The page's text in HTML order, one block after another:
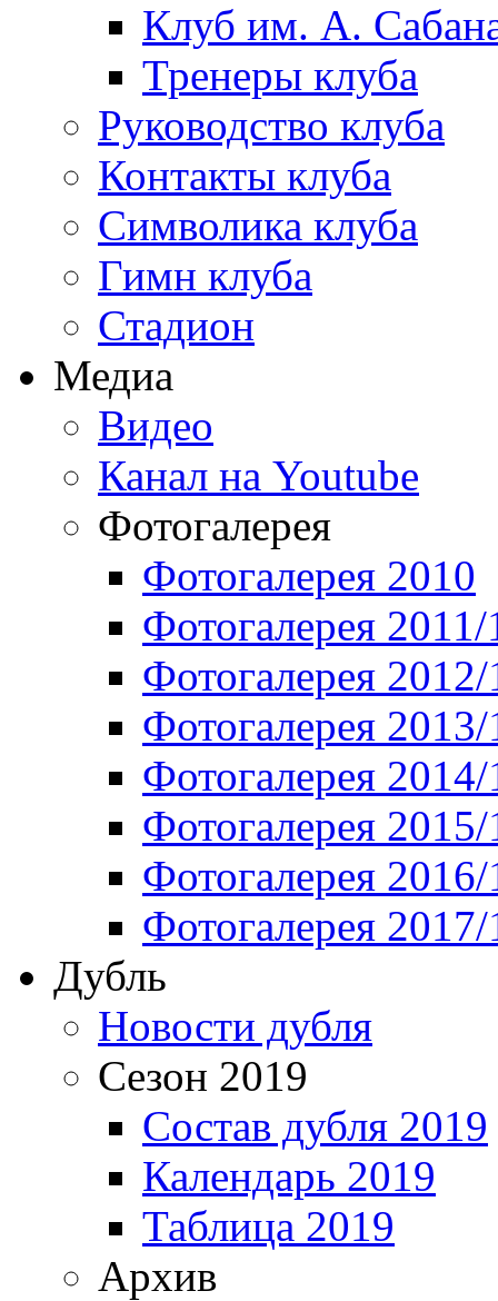
Клуб им. А.
Тренеры клуба
Руководство клуба
Контакты клуба
Символика клуба
Гимн клуба
Стадион
Медиа
Видео
Канал на Youtube
Фотогалерея
Фотогалерея 2010
Фотогалерея 2011/
Фотогалерея
Фотогалерея
Фотогалерея
Фотогалерея
Фотогалерея
Фотогалерея
Дубль
Новости дубля
Сезон 2019
Состав дубля 2019
Календарь 2019
Таблица 2019
Архив